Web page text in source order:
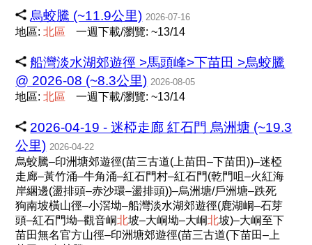
烏蛟騰 (~11.9公里) 2026-07-16
地區:北區 一週下載/瀏覽: ~13/14
船灣淡水湖郊遊徑 >馬頭峰>下苗田 >烏蛟騰
@ 2026-08 (~8.3公里) 2026-08-05
地區:北區 一週下載/瀏覽: ~13/14
2026-04-19 - 迷椏走廊 紅石門 烏洲塘 (~19.3
公里) 2026-04-22
烏蛟騰–印洲塘郊遊徑(苗三古道(上苗田–下苗田))–迷椏
走廊–黃竹涌–牛角涌–紅石門村–紅石門(乾門咀–火紅海
岸綑邊(盪排頭–赤沙環–盪排頭))–烏洲塘/戶洲塘–跌死
狗南坡橫山徑–小滘坳–船灣淡水湖郊遊徑(鹿湖峒–石芽
頭–紅石門坳–觀音峒北坡–大峒坳–大峒北坡)–大峒至下
苗田無名官方山徑–印洲塘郊遊徑(苗三古道(下苗田–上